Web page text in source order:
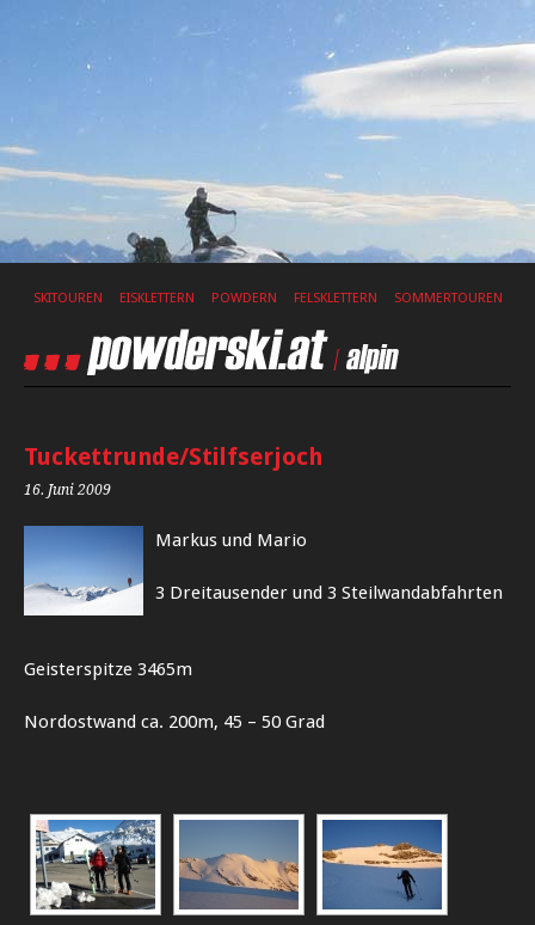
SKITOUREN EISKLETTERN POWDERN FELSKLETTERN SOMMERTOUREN
Tuckettrunde/Stilfserjoch
16. Juni 2009
Markus und Mario
3 Dreitausender und 3 Steilwandabfahrten
Geisterspitze 3465m
Nordostwand ca. 200m, 45 – 50 Grad